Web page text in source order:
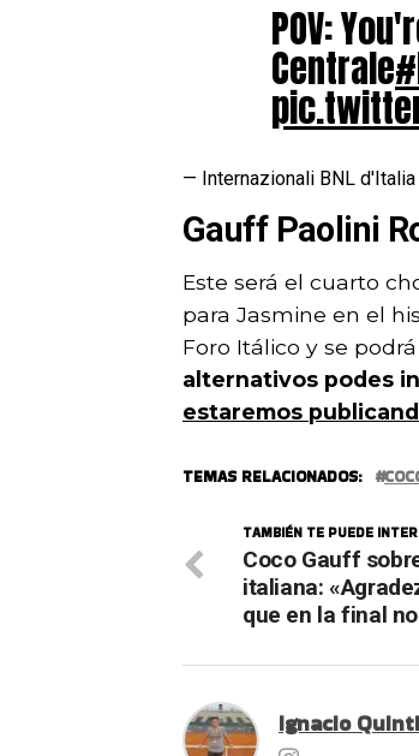
POV:
Centrale
— Internazionali BNL
Gauff Paolini
Este será el cuarto
para Jasmine en el
Foro Itálico y se
alternativos podes
estaremos
TEMAS RELACIONADOS:
TAMBIÉN TE PUEDE
Coco Gauff
italiana:
que en la final
Ignacio